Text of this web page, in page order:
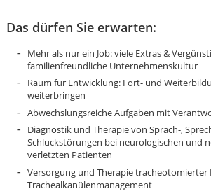
Das dürfen Sie erwarten:
Mehr als nur ein Job: viele Extras &
familienfreundliche Unternehmenskultur
Raum für Entwicklung: Fort- und
weiterbringen
Abwechslungsreiche Aufgaben mit
Diagnostik und Therapie von Sprach-,
Schluckstörungen bei neurologischen und
verletzten Patienten
Versorgung und Therapie tracheotomierter
Trachealkanülenmanagement
Karte anzeigen